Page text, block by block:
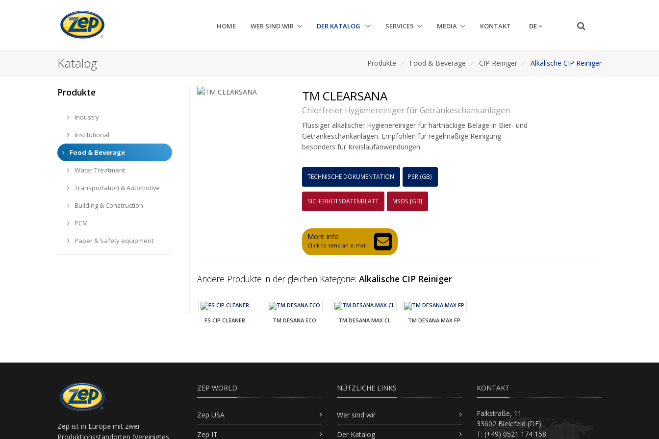
HOME WER SIND WIR DER KATALOG SERVICES MEDIA KONTAKT DE
Katalog Produkte / Food & Beverage / CIP Reiniger / Alkalische CIP Reiniger
TM CLEARSANA
Chlorfreier Hygienereiniger für Getränkeschankanlagen
Flüssiger alkalischer Hygienereiniger für hartnäckige Beläge in Bier- und
Getränkeschankanlagen. Empfohlen für regelmäßige Reinigung -
besonders für Kreislaufanwendungen
TECHNISCHE DOKUMENTATION PSR (GB)
SICHERHEITSDATENBLATT MSDS [GB]
More info
Click to send an e-mail
Andere Produkte in der gleichen Kategorie: Alkalische CIP Reiniger
FS CIP CLEANER TM DESANA ECO TM DESANA MAX CL TM DESANA MAX FP
Produkte
Industry
Institutional
Food & Beverage
Water Treatment
Transportation & Automotive
Building & Construction
PCM
Paper & Safety equipment
Zep ist in Europa mit zwei
Produktionsstandorten (Vereinigtes
ZEP WORLD
Zep USA
Zep IT
NÜTZLICHE LINKS
Wer sind wir
Der Katalog
KONTAKT
Falkstraße, 11
33602 Bielefeld (DE)
T: (+49) 0521 174 158